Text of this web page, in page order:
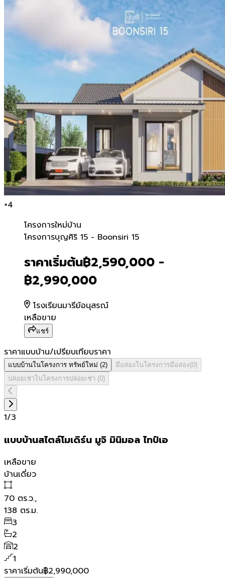
+4
โครงการใหม่บ้าน
โครงการบุญศิริ 15 -
โครงการบุญศิริ 15 - Boonsiri 15
ราคาเริ่มต้น฿2,590,000 -
฿2,990,000
โรงเรียนมารีย์อนุสรณ์
เหลือขาย
แชร์
ราคาแบบบ้าน/เปรียบเทียบราคา
แบบบ้านในโครงการ ทรัพย์ใหม่ (2) มือสองในโครงการมือสอง(0)
ปล่อยเช่าในโครงการปล่อยเช่า (0)
1/3
แบบบ้านสไตล์โมเดิร์น มูจิ มินิมอล ไทป์เอ
เหลือขาย
บ้านเดี่ยว
70 ตร.ว.,
138 ตร.ม.
3
2
2
1
ราคาเริ่มต้น฿2,990,000